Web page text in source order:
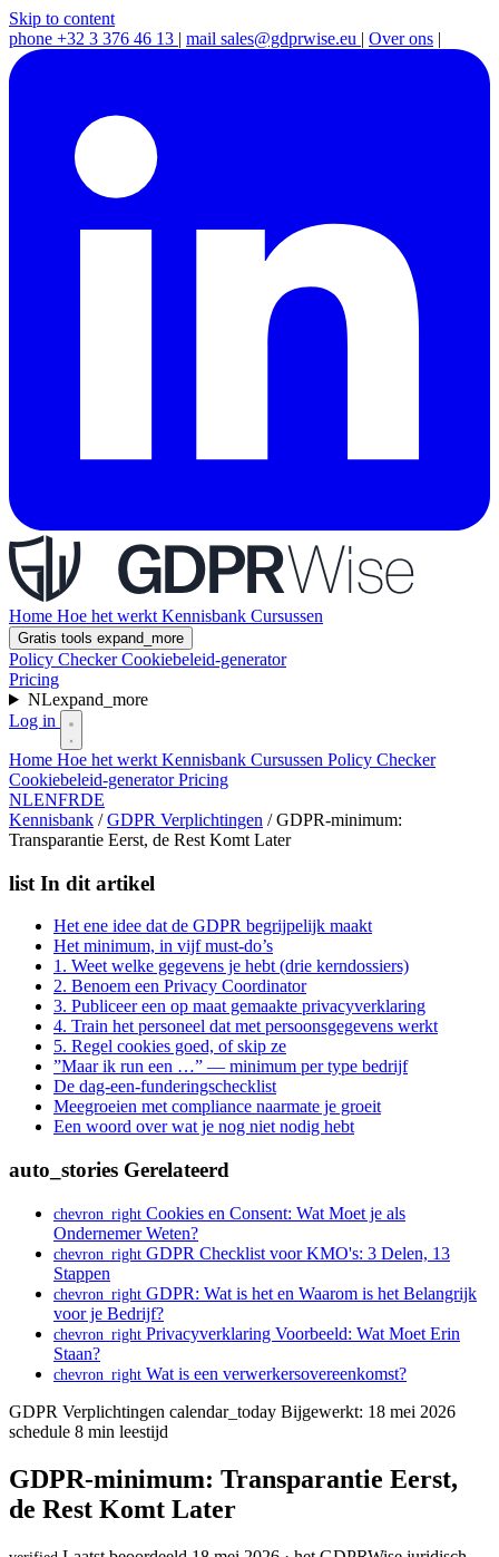
Skip to content
phone +32 3 376 46 13 | mail sales@gdprwise.eu | Over ons |
Home Hoe het werkt Kennisbank Cursussen
Gratis tools expand_more
Policy CheckerCookiebeleid-generator
Pricing
NLexpand_more
Log in
Home Hoe het werkt Kennisbank Cursussen Policy Checker
Cookiebeleid-generatorPricing
NLENFRDE
Kennisbank / GDPR Verplichtingen / GDPR-minimum:
Transparantie Eerst, de Rest Komt Later
list In dit artikel
Het ene idee dat de GDPR begrijpelijk maakt
Het minimum, in vijf must-do’s
1. Weet welke gegevens je hebt (drie kerndossiers)
2. Benoem een Privacy Coordinator
3. Publiceer een op maat gemaakte privacyverklaring
4. Train het personeel dat met persoonsgegevens werkt
5. Regel cookies goed, of skip ze
”Maar ik run een …” — minimum per type bedrijf
De dag-een-funderingschecklist
Meegroeien met compliance naarmate je groeit
Een woord over wat je nog niet nodig hebt
auto_stories Gerelateerd
chevron_right Cookies en Consent: Wat Moet je als
Ondernemer Weten?
chevron_right GDPR Checklist voor KMO's: 3 Delen, 13
Stappen
chevron_right GDPR: Wat is het en Waarom is het Belangrijk
voor je Bedrijf?
chevron_right Privacyverklaring Voorbeeld: Wat Moet Erin
Staan?
chevron_right Wat is een verwerkersovereenkomst?
GDPR Verplichtingen calendar_today Bijgewerkt: 18 mei 2026
schedule 8 min leestijd
GDPR-minimum: Transparantie Eerst,
de Rest Komt Later